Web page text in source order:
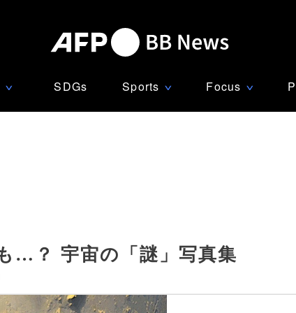
∨ SDGs Sports ∨ Focus ∨
…？ 宇宙の「謎」写真集